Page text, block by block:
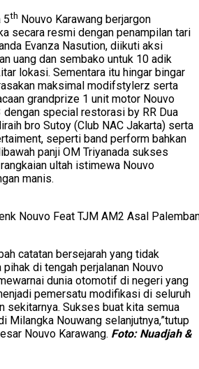
5th Nouvo Karawang berjargon
secara resmi dengan penampilan tari
Evanza Nasution, diikuti aksi
uang dan sembako untuk 10 adik
lokasi. Sementara itu hingar bingar
maksimal modifstylerz serta
grandprize 1 unit motor Nouvo
special restorasi by RR Dua
bro Sutoy (Club NAC Jakarta) serta
seperti band perform bahkan
panji OM Triyanada sukses
ultah istimewa Nouvo
manis.
Nouvo Feat TJM AM2 Asal
catatan bersejarah yang tidak
di tengah perjalanan Nouvo
dunia otomotif di negeri yang
pemersatu modifikasi di seluruh
sekitarnya. Sukses buat kita semua
Milangka Nouwang selanjutnya,”tutup
Nouvo Karawang. Foto: Nuadjah &